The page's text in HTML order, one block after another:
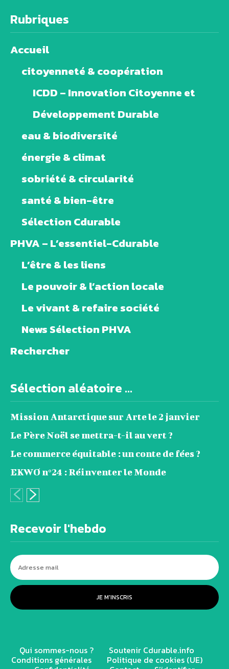
Rubriques
Accueil
citoyenneté & coopération
ICDD – Innovation Citoyenne et
Développement Durable
eau & biodiversité
énergie & climat
sobriété & circularité
santé & bien-être
Sélection Cdurable
PHVA – L’essentiel-Cdurable
L’être & les liens
Le pouvoir & l’action locale
Le vivant & refaire société
News Sélection PHVA
Rechercher
Sélection aléatoire ...
Mission Antarctique sur Arte le 2 janvier
Le Père Noël se mettra-t-il au vert ?
Le commerce équitable : un conte de fées ?
EKWO n°24 : Réinventer le Monde
Recevoir l'hebdo
JE M'INSCRIS
Qui sommes-nous ? Soutenir Cdurable.info
Conditions générales Politique de cookies (UE)